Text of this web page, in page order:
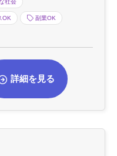
社会
OK 副業OK
詳細を見る